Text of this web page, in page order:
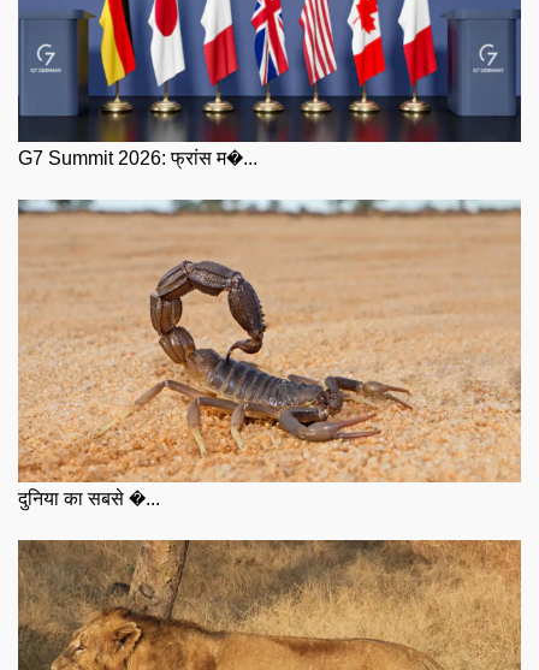
G7 Summit 2026: फ्रांस म�...
दुनिया का सबसे �...